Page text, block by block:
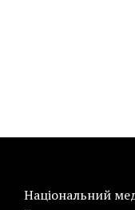
Національний